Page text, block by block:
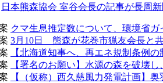
日本熊森協会 室谷会長の記事が長周
クマ生息推定数について、環境省
3月10日 熊森が花巻市猟友会長と
【北海道知事へ、再エネ規制条例
【署名のお願い】水源の森を破壊
【（仮称）西久慈風力発電計画】